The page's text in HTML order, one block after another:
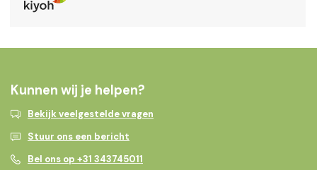
Kunnen wij je helpen?
Bekijk veelgestelde vragen
Stuur ons een bericht
Bel ons op +31 343745011